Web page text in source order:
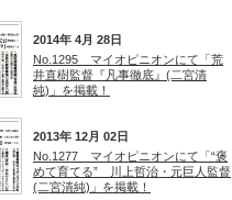
2014年 4月 28日
No.1295 マイオピニオンにて「荒
井直樹監督『凡事徹底』(二宮清
純)」を掲載！
2013年 12月 02日
No.1277 マイオピニオンにて「“褒
めて育てる” 川上哲治・元巨人監督
(二宮清純)」を掲載！